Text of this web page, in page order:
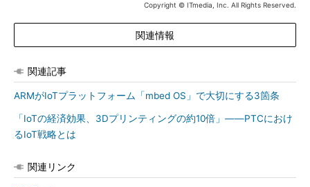
Copyright © ITmedia, Inc. All Rights Reserved.
関連情報
関連記事
ARMがIoTプラットフォーム「mbed OS」で大切にする3箇条
「IoTの経済効果、3Dプリンティングの約10倍」――PTCにおけ
るIoT戦略とは
関連リンク